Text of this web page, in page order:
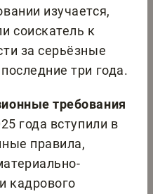
изучается,
соискатель к
за серьёзные
три года.
требования
года вступили в
правила,
кадрового